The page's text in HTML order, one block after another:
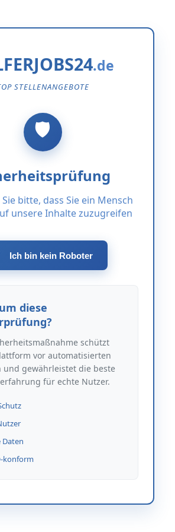
STELLENANGEBOTE
bitte, dass Sie ein Mensch
unsere Inhalte zuzugreifen
Ich bin kein Roboter
diese
schützt
vor automatisierten
und gewährleistet die beste
für echte Nutzer.
Daten
konform